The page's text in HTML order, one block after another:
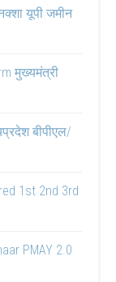
यूपी जमीन
मुख्यमंत्री
बीपीएल/
1st 2nd 3rd
PMAY 2.0